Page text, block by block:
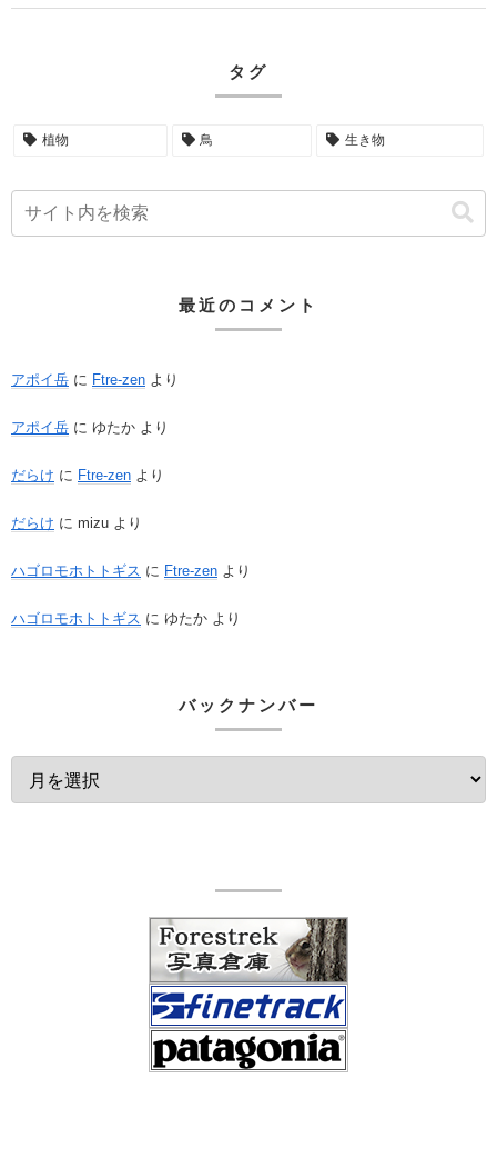
タグ
植物 鳥 生き物
最近のコメント
アポイ岳 に Ftre-zen より
アポイ岳 に ゆたか より
だらけ に Ftre-zen より
だらけ に mizu より
ハゴロモホトトギス に Ftre-zen より
ハゴロモホトトギス に ゆたか より
バックナンバー